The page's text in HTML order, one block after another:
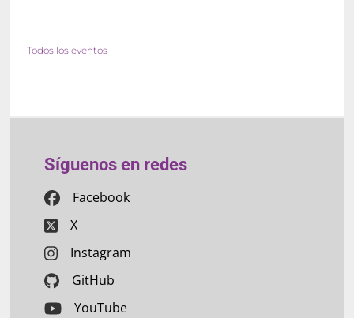
Todos los eventos
Síguenos en redes
Facebook
X
Instagram
GitHub
YouTube